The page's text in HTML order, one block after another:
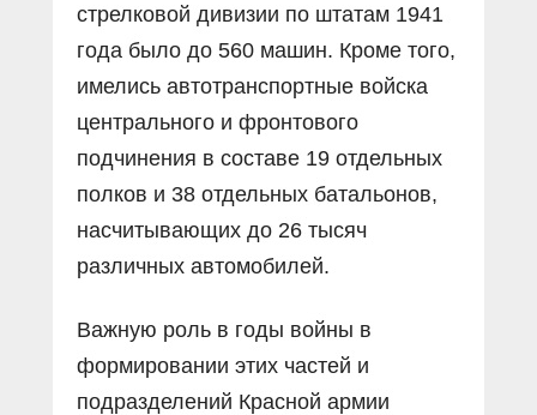
стрелковой дивизии по штатам 1941
года было до 560 машин. Кроме того,
имелись автотранспортные войска
центрального и фронтового
подчинения в составе 19 отдельных
полков и 38 отдельных батальонов,
насчитывающих до 26 тысяч
различных автомобилей.
Важную роль в годы войны в
формировании этих частей и
подразделений Красной армии